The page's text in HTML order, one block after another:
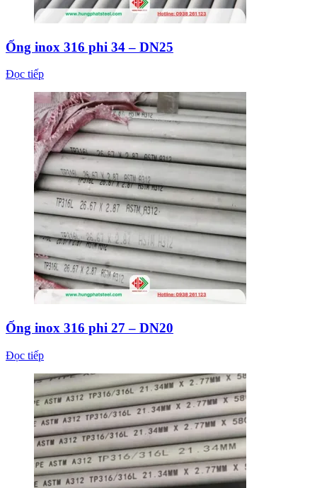
Ống inox 316 phi 34 – DN25
Đọc tiếp
Ống inox 316 phi 27 – DN20
Đọc tiếp